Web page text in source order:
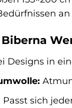
Designs in
Passt sich